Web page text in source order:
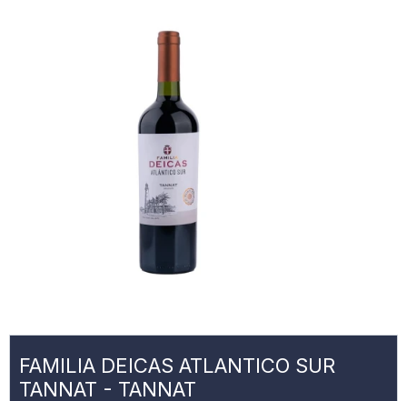
FAMILIA DEICAS ATLANTICO SUR
TANNAT - TANNAT